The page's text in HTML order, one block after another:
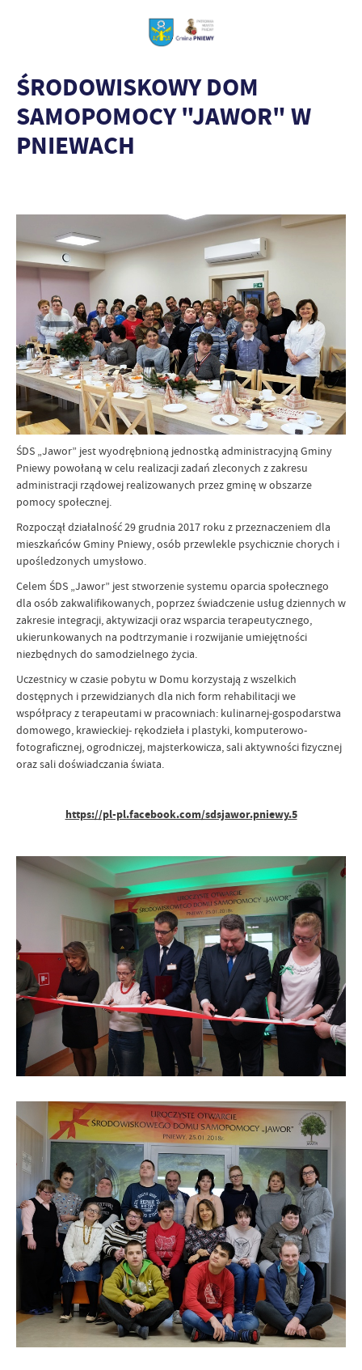
ŚRODOWISKOWY DOM
SAMOPOMOCY "JAWOR" W
PNIEWACH
ŚDS „Jawor” jest wyodrębnioną jednostką administracyjną Gminy
Pniewy powołaną w celu realizacji zadań zleconych z zakresu
administracji rządowej realizowanych przez gminę w obszarze
pomocy społecznej.
Rozpoczął działalność 29 grudnia 2017 roku z przeznaczeniem dla
mieszkańców Gminy Pniewy, osób przewlekle psychicznie chorych i
upośledzonych umysłowo.
Celem ŚDS „Jawor” jest stworzenie systemu oparcia społecznego
dla osób zakwalifikowanych, poprzez świadczenie usług dziennych w
zakresie integracji, aktywizacji oraz wsparcia terapeutycznego,
ukierunkowanych na podtrzymanie i rozwijanie umiejętności
niezbędnych do samodzielnego życia.
Uczestnicy w czasie pobytu w Domu korzystają z wszelkich
dostępnych i przewidzianych dla nich form rehabilitacji we
współpracy z terapeutami w pracowniach: kulinarnej-gospodarstwa
domowego, krawieckiej- rękodzieła i plastyki, komputerowo-
fotograficznej, ogrodniczej, majsterkowicza, sali aktywności fizycznej
oraz sali doświadczania świata.
https://pl-pl.facebook.com/sdsjawor.pniewy.5